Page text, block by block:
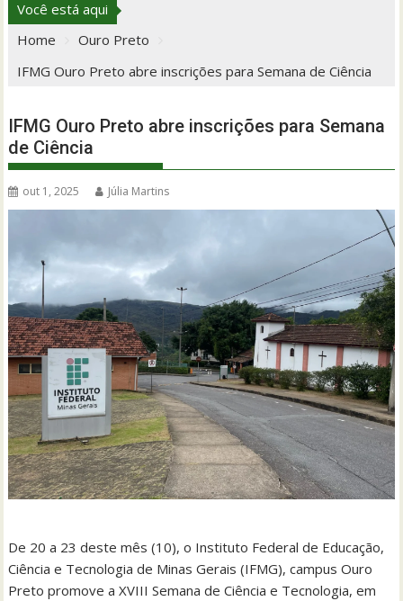
Você está aqui
Home
Ouro Preto
IFMG Ouro Preto abre inscrições para Semana de Ciência
IFMG Ouro Preto abre inscrições para Semana
de Ciência
out 1, 2025 Júlia Martins
De 20 a 23 deste mês (10), o Instituto Federal de Educação,
Ciência e Tecnologia de Minas Gerais (IFMG), campus Ouro
Preto promove a XVIII Semana de Ciência e Tecnologia, em